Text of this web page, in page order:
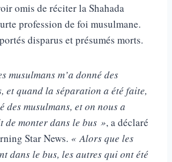
omis de réciter la Shahada
profession de foi musulmane.
disparus et présumés morts.
musulmans m’a donné des
et quand la séparation a été faite,
des musulmans, et on nous a
de monter dans le bus », a déclaré
Star News. « Alors que les
dans le bus, les autres qui ont été